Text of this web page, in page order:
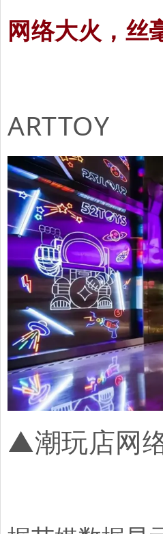
网络大火，丝
▲潮玩店网